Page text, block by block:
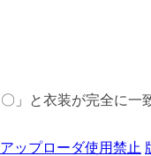
」と衣装が完全に
ップローダ使用禁止